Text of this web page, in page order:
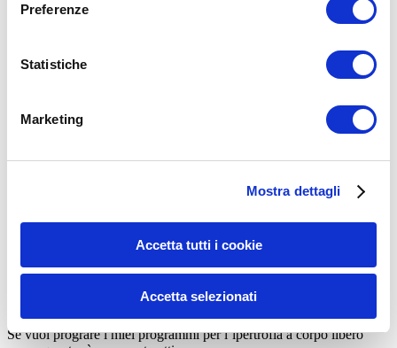
Preferenze
Statistiche
Marketing
Mostra dettagli
Accetta tutti i cookie
Accetta selezionati
Grazie come sempre per l’attenzione e se l’articolo ti è piaciuto
Se ti va di diventare un esperto di allenamento a corpo libero
Corsi di Formazione Ufficiali di Calisthenics
Se vuoi prograre i miei programmi per l’ipertrofia a corpo libero